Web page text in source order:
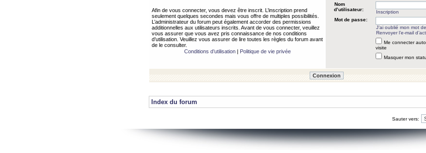
Afin de vous connecter, vous devez être inscrit. L’inscription prend
seulement quelques secondes mais vous offre de multiples possibilités.
L’administrateur du forum peut également accorder des permissions
additionnelles aux utilisateurs inscrits. Avant de vous connecter, veuillez
vous assurer que vous avez pris connaissance de nos conditions
d’utilisation. Veuillez vous assurer de lire toutes les règles du forum avant
de le consulter.
Conditions d’utilisation| Politique de vie privée
Nom
d’utilisateur:
Inscription
Mot de passe:
J’ai oublié mon mot
Renvoyer l’e-mail
Me connecter
visite
Masquer mon
Index du forum
Sauter vers: